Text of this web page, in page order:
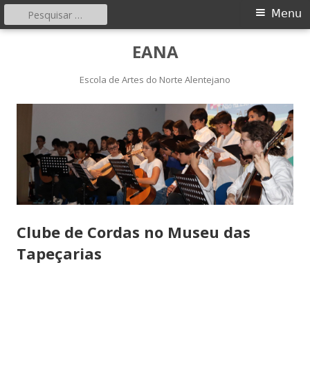
EANA
Escola de Artes do Norte Alentejano
Menu
principal
Menu
Pesquisar
por:
Clube de Cordas no Museu das
Tapeçarias